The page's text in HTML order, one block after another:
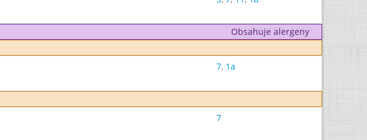
Obsahuje alergeny
7, 1a
7